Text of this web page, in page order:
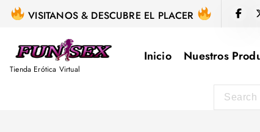
VISITANOS & DESCUBRE EL PLACER
Tienda Erótica Virtual
Inicio Nuestros